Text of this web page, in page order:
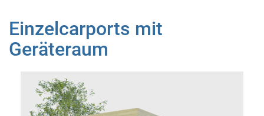
Einzelcarports mit
Geräteraum